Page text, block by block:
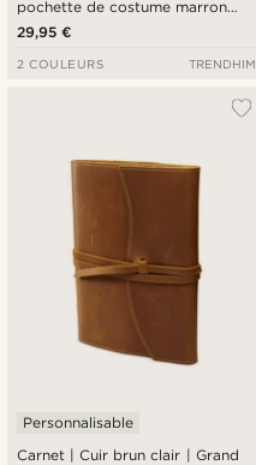
pochette de costume marron
foncé
29,95 €
2 COULEURS TRENDHIM
Carnet | Cuir brun clair | Grand
Personnalisable